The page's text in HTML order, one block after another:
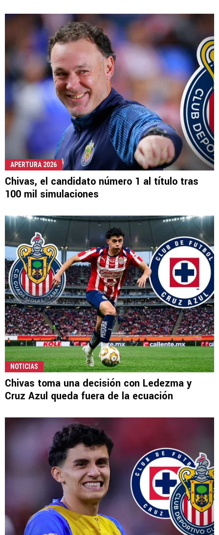
APERTURA 2026
Chivas, el candidato número 1 al título tras
100 mil simulaciones
NOTICIAS
Chivas toma una decisión con Ledezma y
Cruz Azul queda fuera de la ecuación